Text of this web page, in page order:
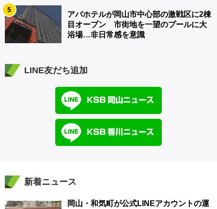
5
アパホテルが岡山市中心部の激戦区に2棟
目オープン 市街地を一望のプールに大
浴場…非日常感を意識
LINE友だち追加
新着ニュース
岡山・和気町が公式LINEアカウントの運